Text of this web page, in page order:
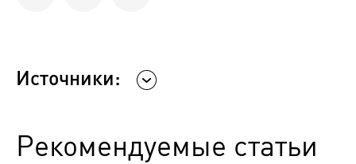
Источники:
Рекомендуемые статьи